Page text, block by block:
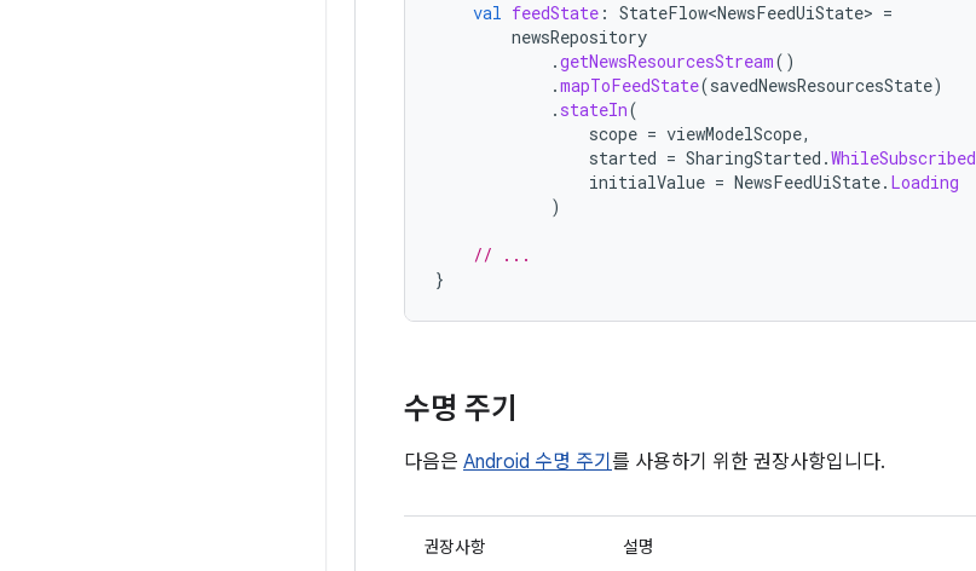
val feedState : StateFlow<NewsFeedUiState> =
newsRepository
.getNewsResourcesStream()
.mapToFeedState(savedNewsResourcesState)
. stateIn(
scope = viewModelScope,
started = SharingStarted .WhileSubscribed
initialValue = NewsFeedUiState. Loading
)
// ...
}
수명 주기
다음은 Android 수명 주기 를 사용하기 위한 권장사항입니다.
권장사항 설명